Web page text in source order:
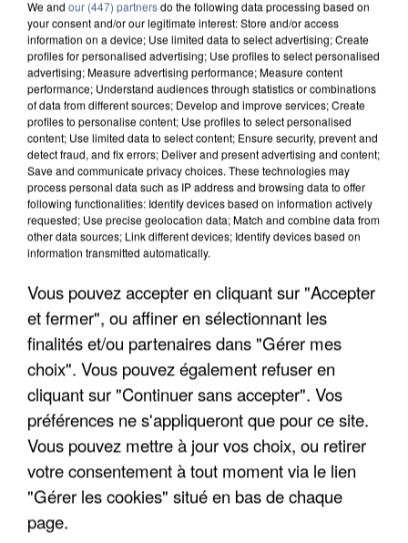
DE FAUNE SAUVAGE SONT...
We and our (447) partnersdo the following data processing based on
your consent and/or our legitimate interest: Store and/or access
information on a device; Use limited data to select advertising; Create
profiles for personalised advertising; Use profiles to select personalised
advertising; Measure advertising performance; Measure content
performance; Understand audiences through statistics or combinations
of data from different sources; Develop and improve services; Create
profiles to personalise content; Use profiles to select personalised
content; Use limited data to select content; Ensure security, prevent and
detect fraud, and fix errors; Deliver and present advertising and content;
Save and communicate privacy choices. These technologies may
process personal data such as IP address and browsing data to offer
following functionalities: Identify devices based on information actively
requested; Use precise geolocation data; Match and combine data from
other data sources; Link different devices; Identify devices based on
information transmitted automatically.
Vous pouvez accepter en cliquant sur "Accepter
et fermer", ou affiner en sélectionnant les
finalités et/ou partenaires dans "Gérer mes
choix". Vous pouvez également refuser en
cliquant sur "Continuer sans accepter". Vos
préférences ne s'appliqueront que pour ce site.
Vous pouvez mettre à jour vos choix, ou retirer
votre consentement à tout moment via le lien
"Gérer les cookies" situé en bas de chaque
page.